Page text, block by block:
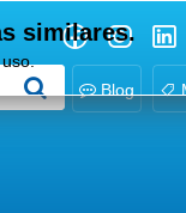
Blog
similares.